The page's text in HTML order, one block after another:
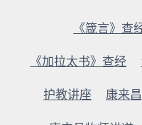
《箴言》查
《加拉太书》查经
护教讲座 康来